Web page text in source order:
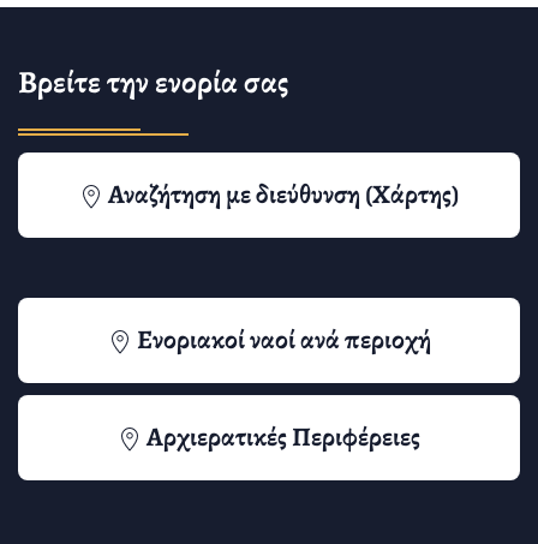
Βρείτε την ενορία σας
Αναζήτηση με διεύθυνση (Χάρτης)
Ενοριακοί ναοί ανά περιοχή
Αρχιερατικές Περιφέρειες